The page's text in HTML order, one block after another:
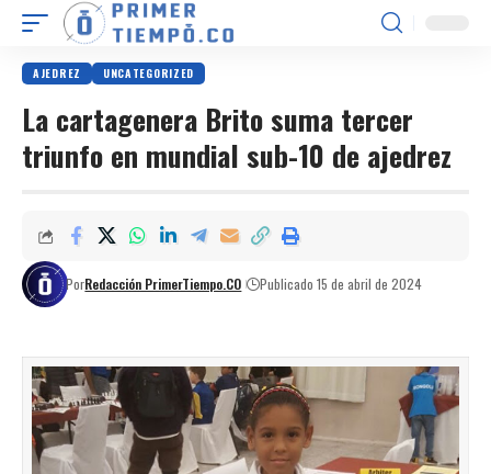
AJEDREZ UNCATEGORIZED
La cartagenera Brito suma tercer
triunfo en mundial sub-10 de ajedrez
PorRedacción PrimerTiempo.CO Publicado 15 de abril de 2024